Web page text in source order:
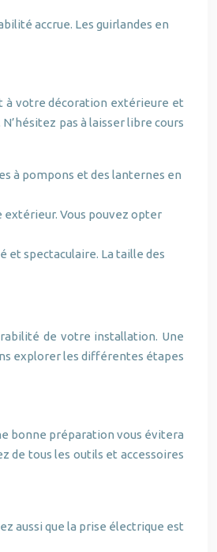
accrue. Les guirlandes en
à votre décoration extérieure et
pas à laisser libre cours
à pompons et des lanternes en
extérieur. Vous pouvez opter
et spectaculaire. La taille des
de votre installation. Une
explorer les différentes étapes
bonne préparation vous évitera
de tous les outils et accessoires
aussi que la prise électrique est